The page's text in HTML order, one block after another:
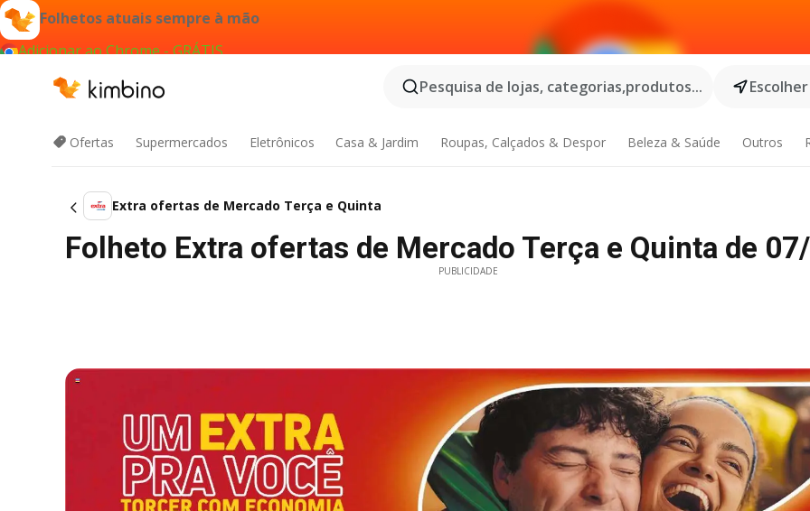
Folhetos atuais sempre à mão
Adicionar ao Chrome - GRÁTIS
Pesquisa de lojas, categorias,produtos...
Ofertas Supermercados Eletrônicos Casa & Jardim Roupas, Calçados & Despor Beleza & Saúde Outros
Extra ofertas de Mercado Terça e Quinta
Folheto Extra ofertas de Mercado Terça e Quinta de
PUBLICIDADE